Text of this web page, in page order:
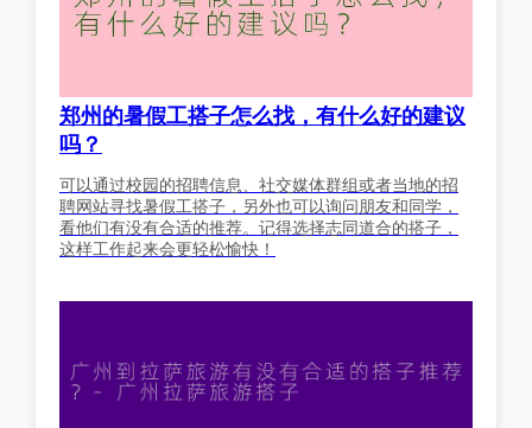
郑州的暑假工搭子怎么找，有什么好的建议
吗？
可以通过校园的招聘信息、社交媒体群组或者当地的招
聘网站寻找暑假工搭子，另外也可以询问朋友和同学，
看他们有没有合适的推荐。记得选择志同道合的搭子，
这样工作起来会更轻松愉快！